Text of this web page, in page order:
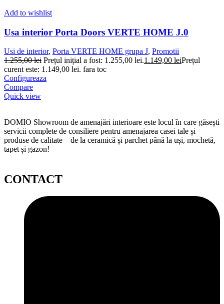
Add to wishlist
Usa interior Porta Doors VERTE HOME J.0
Usi de interior, Porta VERTE HOME grupa J, Promotii
1.255,00lei Prețul inițial a fost: 1.255,00 lei.1.149,00 leiPrețul
curent este: 1.149,00 lei. fara toc
Configureaza
Compare
Quick view
DOMIO Showroom de amenajări interioare este locul în care găsești
servicii complete de consiliere pentru amenajarea casei tale și
produse de calitate – de la ceramică și parchet până la uși, mochetă,
tapet și gazon!
CONTACT